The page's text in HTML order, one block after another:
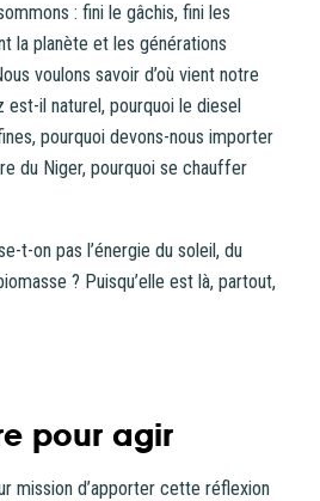
: fini le gâchis, fini les
la planète et les générations
voulons savoir d’où vient notre
il naturel, pourquoi le diesel
pourquoi devons-nous importer
du Niger, pourquoi se chauffer
t-on pas l’énergie du soleil, du
? Puisqu’elle est là, partout,
pour agir
mission d’apporter cette réflexion